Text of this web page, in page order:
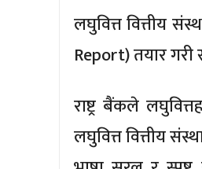
लघुवित्त वित्तीय
Report) तयार गरी
राष्ट्र बैंकले
लघुवित्त वित्तीय